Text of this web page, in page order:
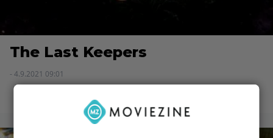
The Last Keepers
- 4.9.2021 09:01